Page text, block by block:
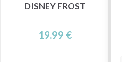
DISNEY FROST
19.99 €